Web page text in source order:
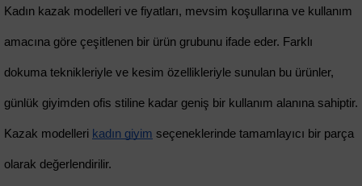
Kadın kazak modelleri ve fiyatları, mevsim koşullarına ve kullanım
amacına göre çeşitlenen bir ürün grubunu ifade eder. Farklı
dokuma teknikleriyle ve kesim özellikleriyle sunulan bu ürünler,
günlük giyimden ofis stiline kadar geniş bir kullanım alanına sahiptir.
Kazak modelleri kadın giyim seçeneklerinde tamamlayıcı bir parça
olarak değerlendirilir.